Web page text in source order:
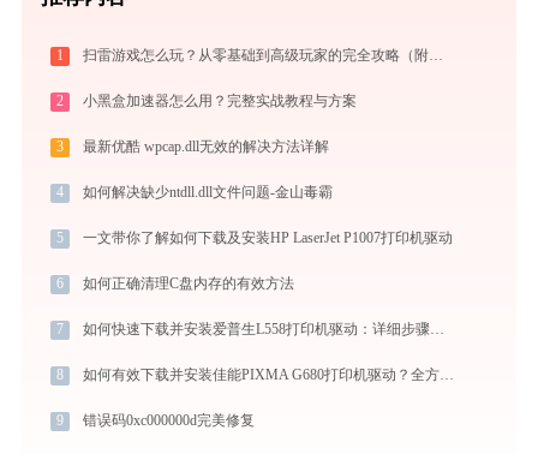
1 扫雷游戏怎么玩？从零基础到高级玩家的完全攻略（附必胜技巧）
2 小黑盒加速器怎么用？完整实战教程与方案
3 最新优酷 wpcap.dll无效的解决方法详解
4 如何解决缺少ntdll.dll文件问题-金山毒霸
5 一文带你了解如何下载及安装HP LaserJet P1007打印机驱动
6 如何正确清理C盘内存的有效方法
7 如何快速下载并安装爱普生L558打印机驱动：详细步骤解析
8 如何有效下载并安装佳能PIXMA G680打印机驱动？全方位指导手册
9 错误码0xc000000d完美修复